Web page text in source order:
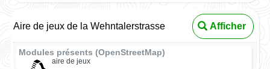
Aire de jeux de la Wehntalerstrasse Afficher
Modules présents (OpenStreetMap)
aire de jeux